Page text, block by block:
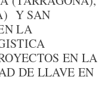
Y SAN
LA
EN LA
DE LLAVE EN